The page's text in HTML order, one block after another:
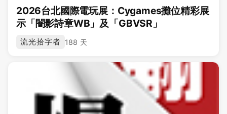
2026台北國際電玩展：Cygames攤位精彩展
示「闇影詩章WB」及「GBVSR」
流光拾字者 188 天